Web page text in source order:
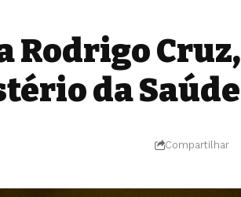
Rodrigo Cruz,
da Saúde
Compartilhar